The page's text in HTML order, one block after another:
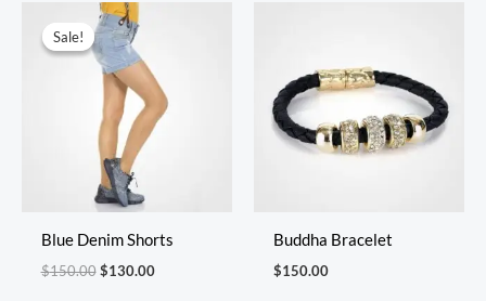
Sale!
Sale!
Blue Denim Shorts
$150.00
元
の
価
格
は
$150.00
で
し
た。
$130.00
格
は
$130.00
Buddha Bracelet
$150.00